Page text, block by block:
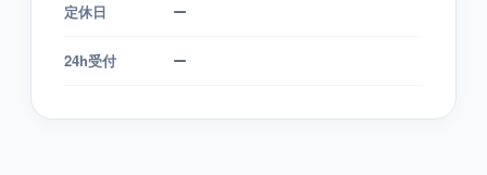
定休日 ー
24h受付 ー